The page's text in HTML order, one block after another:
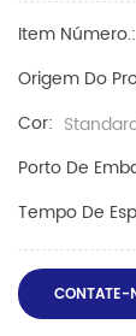
Item Número.:
Origem Do
Cor:
Porto De
Tempo De
CONTATE-